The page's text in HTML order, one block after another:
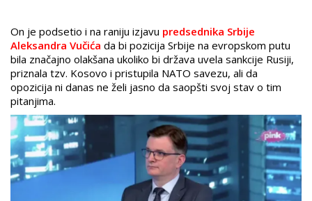
On je podsetio i na raniju izjavu predsednika Srbije
Aleksandra Vučića da bi pozicija Srbije na evropskom putu
bila značajno olakšana ukoliko bi država uvela sankcije Rusiji,
priznala tzv. Kosovo i pristupila NATO savezu, ali da
opozicija ni danas ne želi jasno da saopšti svoj stav o tim
pitanjima.